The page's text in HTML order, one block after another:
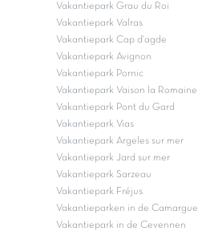
Vakantiepark Grau du Roi
Vakantiepark Valras
Vakantiepark Cap d'agde
Vakantiepark Avignon
Vakantiepark Pornic
Vakantiepark Vaison la Romaine
Vakantiepark Pont du Gard
Vakantiepark Vias
Vakantiepark Argeles sur mer
Vakantiepark Jard sur mer
Vakantiepark Sarzeau
Vakantiepark Fréjus
Vakantieparken in de Camargue
Vakantiepark in de Cevennen